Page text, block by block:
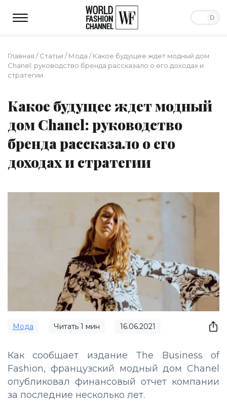
Главная /Статьи /Мода /Какое будущее ждет модный дом
Chanel: руководство бренда рассказало о его доходах и
стратегии
Какое будущее ждет модный
дом Chanel: руководство
бренда рассказало о его
доходах и стратегии
Мода Читать 1 мин 16.06.2021
Как сообщает издание The Business of
Fashion, французский модный дом Chanel
опубликовал финансовый отчет компании
за последние несколько лет.